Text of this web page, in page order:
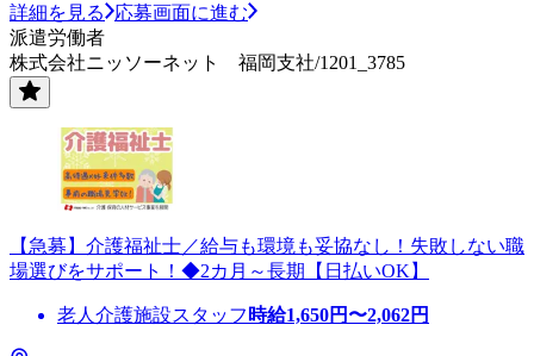
詳細を見る
応募画面に進む
派遣労働者
株式会社ニッソーネット 福岡支社/1201_3785
【急募】介護福祉士／給与も環境も妥協なし！失敗しない職
場選びをサポート！◆2カ月～長期【日払いOK】
老人介護施設スタッフ 時給1,650円〜2,062円